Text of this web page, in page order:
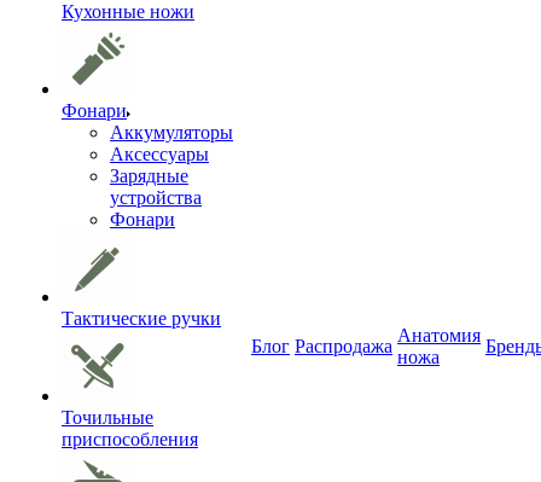
Кухонные ножи
Фонари
Аккумуляторы
Аксессуары
Зарядные
устройства
Фонари
Тактические ручки
Точильные
приспособления
Блог Распродажа
Анатомия
ножа